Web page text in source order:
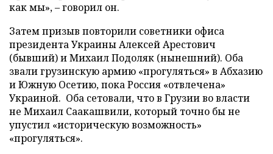
как мы», – говорил он.
Затем призыв повторили советники офиса
президента Украины Алексей Арестович
(бывший) и Михаил Подоляк (нынешний). Оба
звали грузинскую армию «прогуляться» в Абхазию
и Южную Осетию, пока Россия «отвлечена»
Украиной. Оба сетовали, что в Грузии во власти
не Михаил Саакашвили, который точно бы не
упустил «историческую возможность»
«прогуляться».